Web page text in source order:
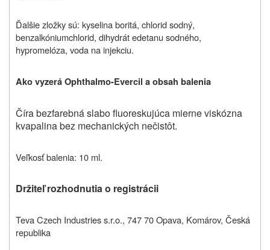
Ďalšie zložky sú: kyselina boritá, chlorid sodný,
benzalkóniumchlorid, dihydrát edetanu sodného,
hypromelóza, voda na injekciu.
Ako vyzeráOphthalmo-Evercil a obsah balenia
Číra bezfarebná slabo fluoreskujúca mierne viskózna
kvapalina bez mechanických nečistôt.
Veľkosť balenia: 10 ml.
Držiteľ rozhodnutia o registrácii
Teva Czech Industries s.r.o., 747 70 Opava, Komárov, Česká
republika